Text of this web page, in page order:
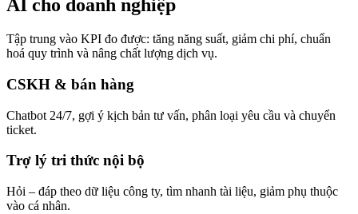
AI cho doanh nghiệp
Tập trung vào KPI đo được: tăng năng suất, giảm chi phí, chuẩn
hoá quy trình và nâng chất lượng dịch vụ.
CSKH & bán hàng
Chatbot 24/7, gợi ý kịch bản tư vấn, phân loại yêu cầu và chuyển
ticket.
Trợ lý tri thức nội bộ
Hỏi – đáp theo dữ liệu công ty, tìm nhanh tài liệu, giảm phụ thuộc
vào cá nhân.